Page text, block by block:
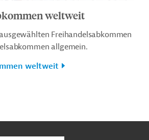
weltweit
Freihandelsabkommen
allgemein.
weltweit